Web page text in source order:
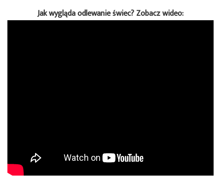
Jak wygląda odlewanie świec? Zobacz wideo: